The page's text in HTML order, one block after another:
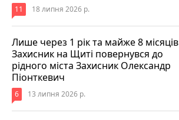
11 18 липня 2026 р.
Лише через 1 рік та майже 8 місяців
Захисник на Щиті повернувся до
рідного міста Захисник Олександр
Піонткевич
6 13 липня 2026 р.